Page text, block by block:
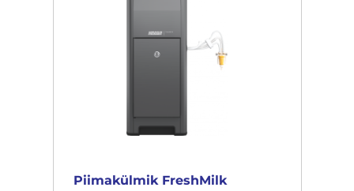
Piimakülmik FreshMilk